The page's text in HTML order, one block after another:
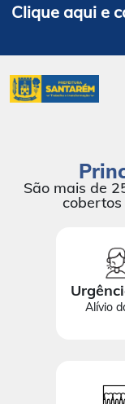
Clique aqui e
São mais de
Alívio